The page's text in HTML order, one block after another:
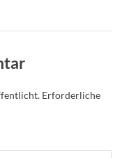
Erforderliche